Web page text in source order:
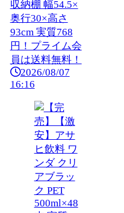
収納棚 幅54.5×
奥行30×高さ
93cm 実質768
円！プライム会
員は送料無料！
2026/08/07
16:16